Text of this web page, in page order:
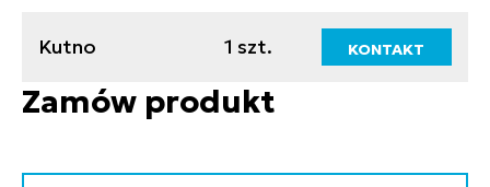
Kutno 1 szt. KONTAKT
Zamów produkt